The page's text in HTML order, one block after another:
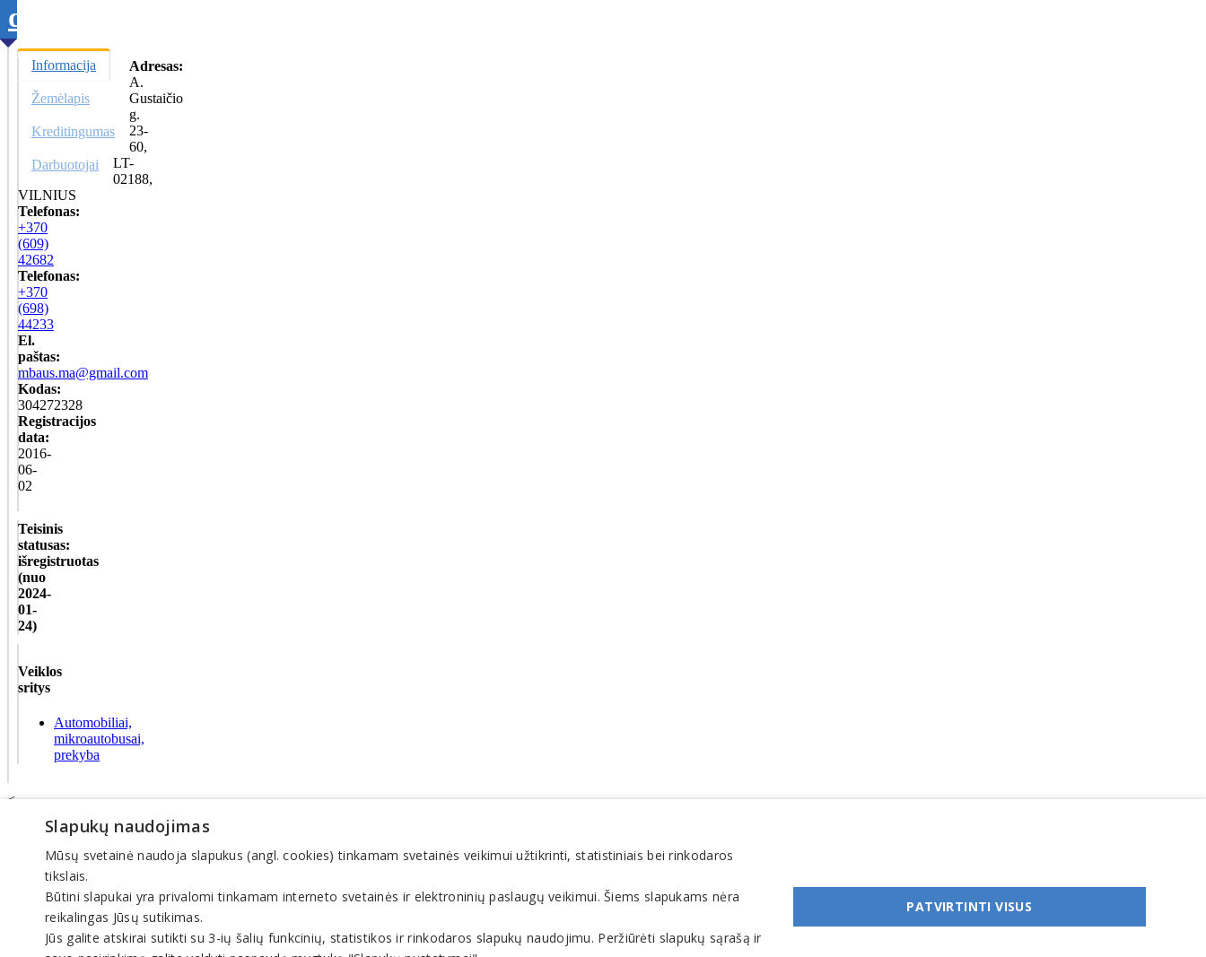
duomenis
Informacija
Žemėlapis
Kreditingumas
Darbuotojai
Adresas:
A.
Gustaičio
g.
23-
60,
LT-
02188,
VILNIUS
Telefonas:
+370
(609)
42682
Telefonas:
+370
(698)
44233
El.
paštas:
mbaus.ma@gmail.com
Kodas:
304272328
Registracijos
data:
2016-
06-
02
Teisinis
statusas:
išregistruotas
(nuo
2024-
01-
24)
Veiklos
sritys
Automobiliai,
mikroautobusai,
prekyba
<
© INFOMINTA, UAB. Visos teisės saugomos. Telefonas
Pagrindinis
Tikslinti duomenis
El. parduotuvės
Pagalba
Pasiūlymai
Straipsniai
Slapukų naudojimas
Mūsų svetainė naudoja slapukus (angl. cookies) tinkamam svetainės veikimui užtikrinti, statistiniais bei rinkodaros
tikslais.
Būtini slapukai yra privalomi tinkamam interneto svetainės ir elektroninių paslaugų veikimui. Šiems slapukams nėra
reikalingas Jūsų sutikimas.
Jūs galite atskirai sutikti su 3-ių šalių funkcinių, statistikos ir rinkodaros slapukų naudojimu. Peržiūrėti slapukų sąrašą ir
PATVIRTINTI VISUS